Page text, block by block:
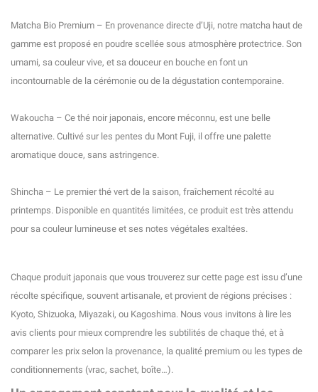
Matcha Bio Premium – En provenance directe d’Uji, notre matcha haut de
gamme est proposé en poudre scellée sous atmosphère protectrice. Son
umami, sa couleur vive, et sa douceur en bouche en font un
incontournable de la cérémonie ou de la dégustation contemporaine.
Wakoucha – Ce thé noir japonais, encore méconnu, est une belle
alternative. Cultivé sur les pentes du Mont Fuji, il offre une palette
aromatique douce, sans astringence.
Shincha – Le premier thé vert de la saison, fraîchement récolté au
printemps. Disponible en quantités limitées, ce produit est très attendu
pour sa couleur lumineuse et ses notes végétales exaltées.
Chaque produit japonais que vous trouverez sur cette page est issu d’une
récolte spécifique, souvent artisanale, et provient de régions précises :
Kyoto, Shizuoka, Miyazaki, ou Kagoshima. Nous vous invitons à lire les
avis clients pour mieux comprendre les subtilités de chaque thé, et à
comparer les prix selon la provenance, la qualité premium ou les types de
conditionnements (vrac, sachet, boîte…).